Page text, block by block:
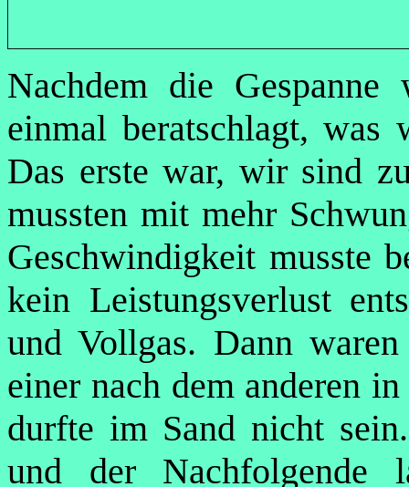
Nachdem die
einmal beratschlagt, was
Das erste war, wir sind
mussten mit mehr
Geschwindigkeit musste
kein Leistungsverlust
und Vollgas. Dann
einer nach dem anderen
durfte im Sand nicht
und der